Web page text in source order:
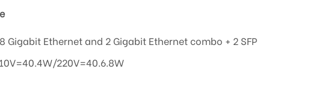
Gigabit Ethernet and 2 Gigabit Ethernet combo + 2 SFP
220V=40.6.8W